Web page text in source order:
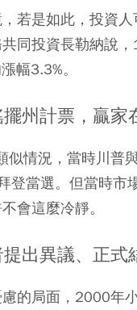
若是如此，投資
同投資長勒納說
幅3.3%。
州計票，贏家
似情況，當時川普
登當選。但當時市
會這麼冷靜。
出異議、正式
的局面，2000年